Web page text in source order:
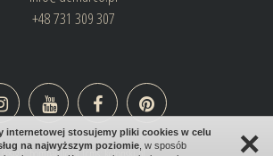
+48 731 309 307
×
internetowej stosujemy pliki cookies w celu
na najwyższym poziomie , w sposób